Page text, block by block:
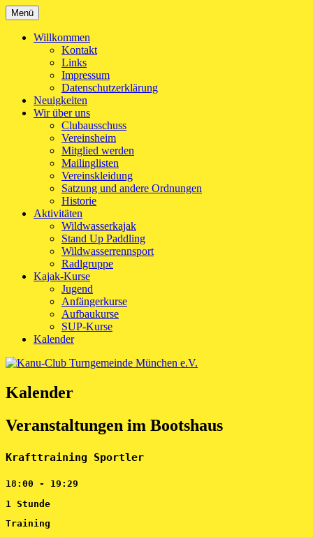
Zum
Inhalt
springen
Kanu-Club Turngemeinde München e.V.
Kanu fahren in München
Menü
Willkommen
Kontakt
Links
Impressum
Datenschutzerklärung
Neuigkeiten
Wir über uns
Clubausschuss
Vereinsheim
Mitglied werden
Mailinglisten
Vereinskleidung
Satzung und andere Ordnungen
Historie
Aktivitäten
Wildwasserkajak
Stand Up Paddling
Wildwasserrennsport
Radlgruppe
Kajak-Kurse
Jugend
Anfängerkurse
Aufbaukurse
SUP-Kurse
Kalender
Kalender
Veranstaltungen im Bootshaus
Krafttraining Sportler
18:00 - 19:29
1 Stunde
Training